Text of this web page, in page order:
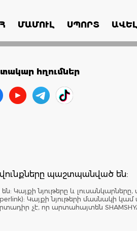
ՄԱՄՈՒԼ ՍՊՈՐՏ
հղումներ
պաշտպանված են:
Կայքի նյութերը և
Կայքի նյութերի
չէ, որ արտահայտեն